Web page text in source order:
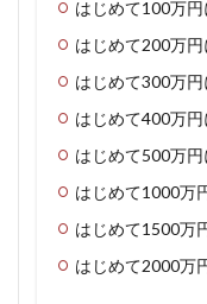
はじめて100万
はじめて200万
はじめて300万
はじめて400万
はじめて500万
はじめて1000万
はじめて1500万
はじめて2000万